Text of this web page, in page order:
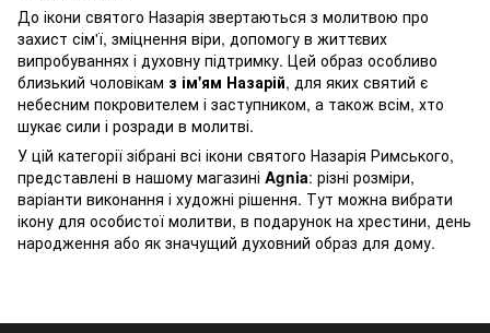
До ікони святого Назарія звертаються з молитвою про
захист сім'ї, зміцнення віри, допомогу в життєвих
випробуваннях і духовну підтримку. Цей образ особливо
близький чоловікам з ім'ям Назарій, для яких святий є
небесним покровителем і заступником, а також всім, хто
шукає сили і розради в молитві.
У цій категорії зібрані всі ікони святого Назарія Римського,
представлені в нашому магазині Agnia: різні розміри,
варіанти виконання і художні рішення. Тут можна вибрати
ікону для особистої молитви, в подарунок на хрестини, день
народження або як значущий духовний образ для дому.